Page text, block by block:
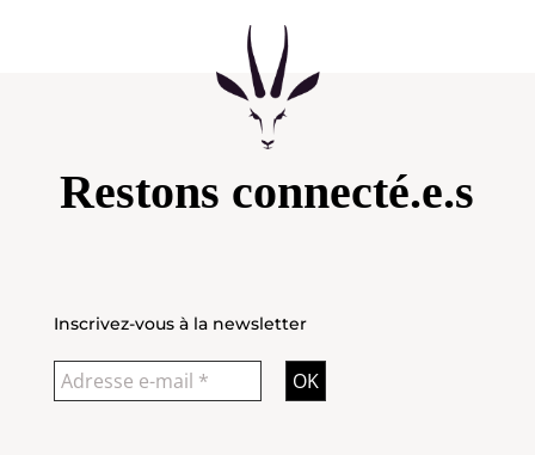
Restons connecté.e.s
Inscrivez-vous à la newsletter